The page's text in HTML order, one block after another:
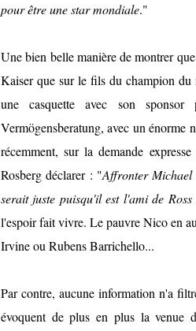
pour être une star mondiale."
Une bien belle manière de montrer
Kaiser que sur le fils du champion
une casquette avec son
Vermögensberatung, avec un énorme
récemment, sur la demande
Rosberg déclarer : "Affronter Michael
serait juste puisqu'il est l'ami de
l'espoir fait vivre. Le pauvre Nico en
Irvine ou Rubens Barrichello...
Par contre, aucune information n'a
évoquent de plus en plus la venue